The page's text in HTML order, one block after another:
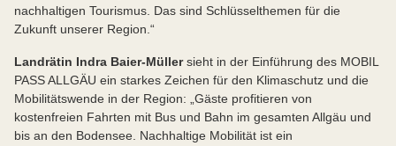
nachhaltigen Tourismus. Das sind Schlüsselthemen für die
Zukunft unserer Region.“
Landrätin Indra Baier-Müllersieht in der Einführung des MOBIL
PASS ALLGÄU ein starkes Zeichen für den Klimaschutz und die
Mobilitätswende in der Region: „Gäste profitieren von
kostenfreien Fahrten mit Bus und Bahn im gesamten Allgäu und
bis an den Bodensee. Nachhaltige Mobilität ist ein